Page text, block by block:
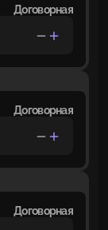
Договорная
Договорная
Договорная